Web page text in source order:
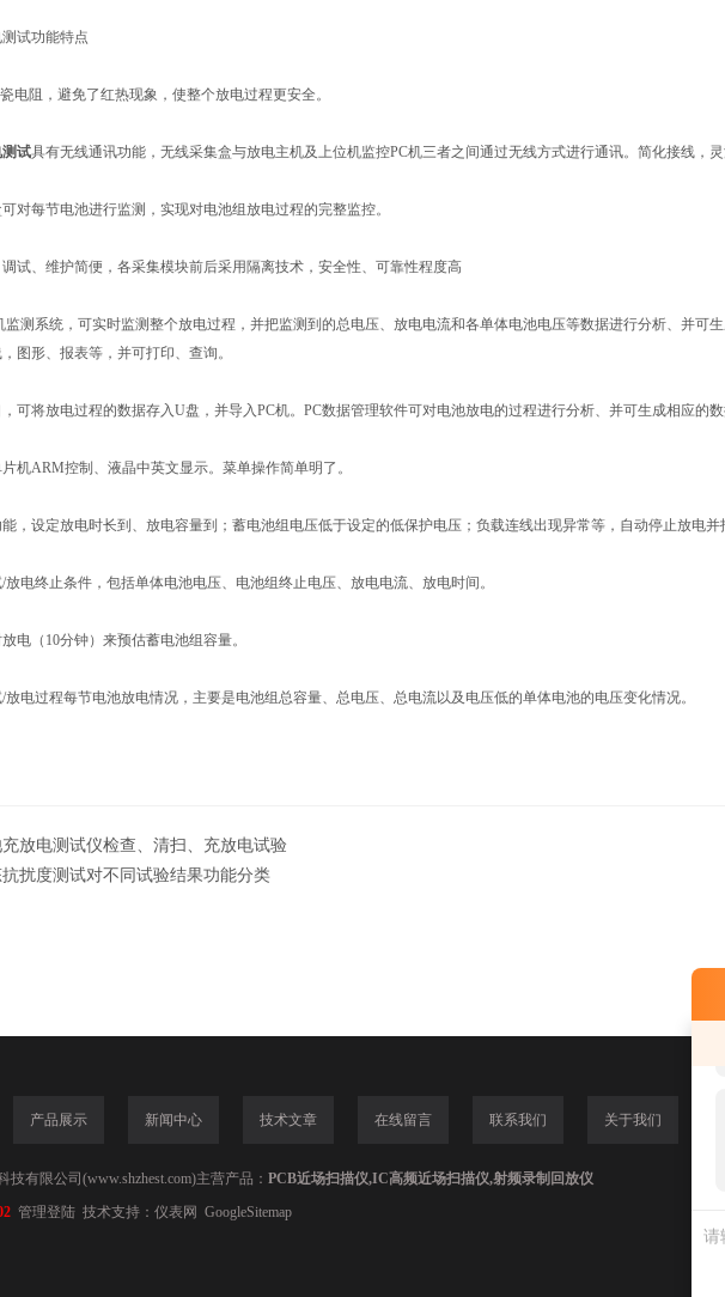
试功能特点
阻，避免了红热现象，使整个放电过程更安全。
试具有无线通讯功能，无线采集盒与放电主机及上位机监控PC机三者之间通过无线方式进行通讯。简化接线，灵
每节电池进行监测，实现对电池组放电过程的完整监控。
、维护简便，各采集模块前后采用隔离技术，安全性、可靠性程度高
系统，可实时监测整个放电过程，并把监测到的总电压、放电电流和各单体电池电压等数据进行分析、并可
图形、报表等，并可打印、查询。
将放电过程的数据存入U盘，并导入PC机。PC数据管理软件可对电池放电的过程进行分析、并可生成相应的数
ARM控制、液晶中英文显示。菜单操作简单明了。
设定放电时长到、放电容量到；蓄电池组电压低于设定的低保护电压；负载连线出现异常等，自动停止放电并
终止条件，包括单体电池电压、电池组终止电压、放电电流、放电时间。
（10分钟）来预估蓄电池组容量。
过程每节电池放电情况，主要是电池组总容量、总电压、总电流以及电压低的单体电池的电压变化情况。
充放电测试仪检查、清扫、充放电试验
扰度测试对不同试验结果功能分类
产品展示 新闻中心 技术文章 在线留言 联系我们 关于我们
技有限公司(www.shzhest.com)主营产品： PCB近场扫描仪,IC高频近场扫描仪,射频录制回放仪
管理登陆 技术支持： 仪表网 GoogleSitemap